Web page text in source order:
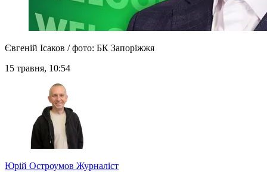
Євгеній Ісаков / фото: БК Запоріжжя
15 травня, 10:54
Юрій Остроумов Журналіст